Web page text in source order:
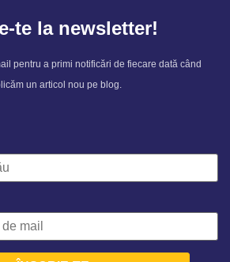
te la newsletter!
pentru a primi notificări de fiecare dată când
un articol nou pe blog.